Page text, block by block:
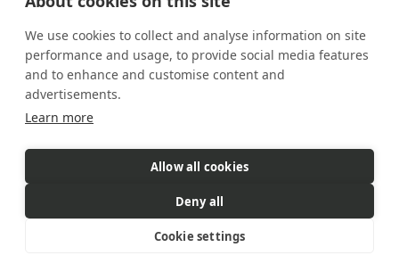
Nuestros planes
Prestaciones
Cómo funciona
Contacto
eSIM es un producto comercializado
las ventas, la facturación y el servicio al cliente
© 2026 Gigs. All Rights Reserved.
We use cookies to collect and analyse information on site
performance and usage, to provide social media features
and to enhance and customise content and
advertisements.
Learn more
Allow all cookies
Deny all
Cookie settings